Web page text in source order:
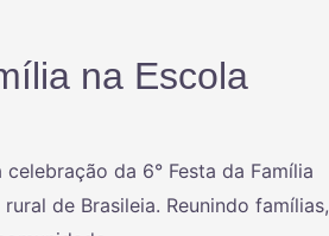
na Escola
da 6° Festa da Família
de Brasileia. Reunindo famílias,